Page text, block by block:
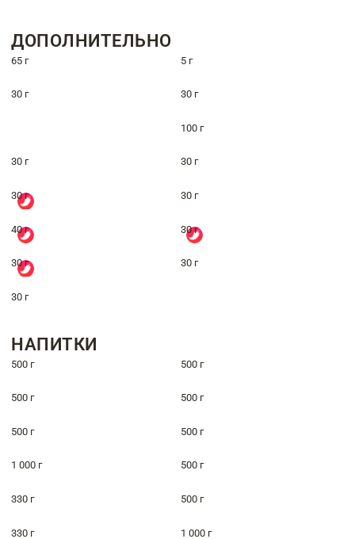
ДОПОЛНИТЕЛЬНО
65 г 5 г
30 г 30 г
100 г
30 г 30 г
30 г 30 г
40 г 30 г
30 г 30 г
30 г
НАПИТКИ
500 г 500 г
500 г 500 г
500 г 500 г
1 000 г 500 г
330 г 500 г
330 г 1 000 г